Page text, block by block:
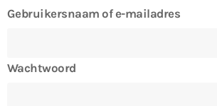
Gebruikersnaam of e-mailadres
Wachtwoord